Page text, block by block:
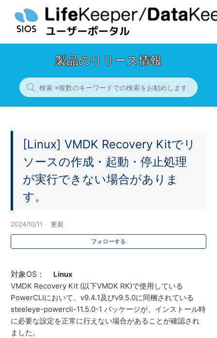
製品のリリース情報
[Linux] VMDK Recovery Kitでリ
ソースの作成・起動・停止処理
が実行できない場合がありま
す。
2024/10/11 更新
フォローする
対象OS：
Linux
VMDK Recovery Kit (以下VMDK RK)で使用している
PowerCLIにおいて、v9.4.1及びv9.5.0に同梱されている
steeleye-powercli-11.5.0-1 パッケージが、 インストール時
に必要な設定を正常に行えない場合があることが確認され
ました。